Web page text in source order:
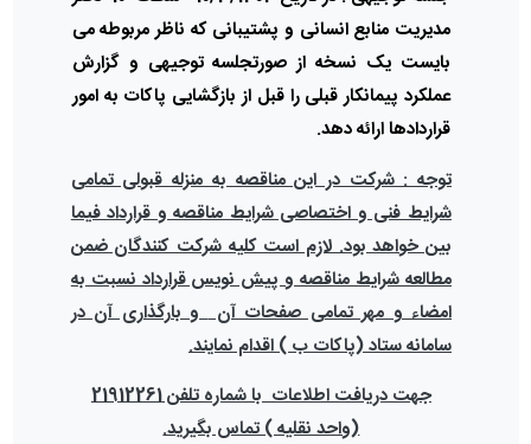
مدیریت منابع انسانی و پشتیبانی که ناظر مربوطه می
بایست یک نسخه از صورتجلسه توجیهی و گزارش
عملکرد پیمانکار قبلی را قبل از بازگشایی پاکات به امور
قراردادها ارائه دهد.
توجه : شرکت در این مناقصه به منزله قبولی تمامی
شرایط فنی و اختصاصی شرایط مناقصه و قرارداد فیما
بین خواهد بود. لازم است کلیه شرکت کنندگان ضمن
مطالعه شرایط مناقصه و پیش نویس قرارداد نسبت به
امضاء و مهر تمامی صفحات آن و بارگذاری آن در
سامانه ستاد (پاکات ب )اقدام نمایند.
جهت دریافت اطلاعات با شماره تلفن 21912261
(واحد نقلیه ) تماس بگیرید.